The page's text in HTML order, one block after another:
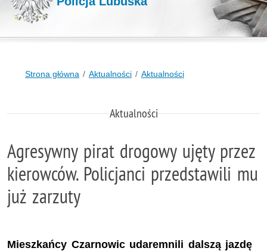
Strona główna Aktualności Aktualności
Aktualności
Agresywny pirat drogowy ujęty przez
kierowców. Policjanci przedstawili mu
już zarzuty
Mieszkańcy Czarnowic udaremnili dalszą jazdę